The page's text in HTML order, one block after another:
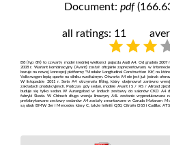
Document: pdf
all ratings: 11
B8 (typ 8K) to czwarty model średniej wielkości pojazdu Audi A4. Od grudnia
2008 r. Wariant kombinacyjny (Avant) został oficjalnie zaprezentowany w
bazuje na nowej koncepcji platformy "Modular Longitudinal Construction Kit", na
Volkswagen będą oparte na silniku wzdłużnym. Otwarta A4 nie jest już jednak
W listopadzie 2011 r. Seria A4 otrzymała lifting, który obejmował zarówno
zakładach produkcyjnych. Podczas gdy sedan, modele Avant i S / RS / Allroad
buduje się tylko sedan. W Aurangabad w Indiach zestawy do salonów CKD A4
fabryki Škoda. W Chinach długa wersja limuzyny A4L zostanie
prefabrykowane zestawy sedanów A4 zostały zmontowane w Garuda Mataram
są obok BMW 3er i Mercedes klasy C, także Infiniti Q50, Citroën DS5 i Cadillac ATS.